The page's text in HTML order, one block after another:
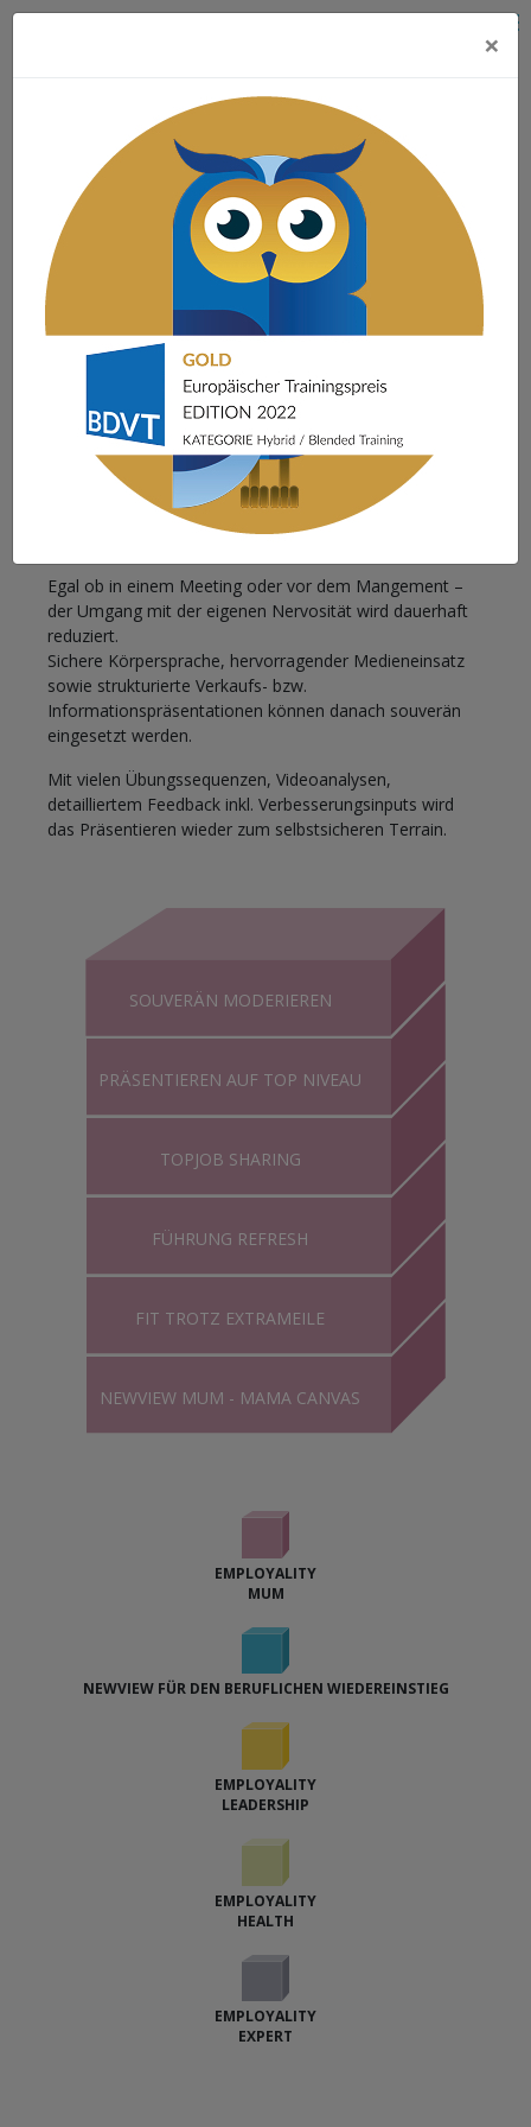
Startseite»Training»NEWVIEW für Unternehmen – Changing the
»Employality Mum: Loyalität lohnt sich – für beide Seiten
Präsentieren auf Top-Niveau
PRÄSENTIEREN AUF TOP-NIVEAU
Im Modul „Präsentieren auf Top-Niveau
“ geht es
darum, wieder Selbstsicherheit vor Publikum zu
Egal ob in einem Meeting oder vor dem Mangement –
der Umgang mit der eigenen Nervosität wird dauerhaft
reduziert.
Sichere Körpersprache, hervorragender Medieneinsatz
sowie strukturierte Verkaufs- bzw.
Informationspräsentationen können danach souverän
eingesetzt werden.
Mit vielen Übungssequenzen, Videoanalysen,
detailliertem Feedback inkl. Verbesserungsinputs wird
das Präsentieren wieder zum selbstsicheren Terrain.
SOUVERÄN MODERIEREN
PRÄSENTIEREN AUF TOP NIVEAU
TOPJOB SHARING
FÜHRUNG REFRESH
FIT TROTZ EXTRAMEILE
NEWVIEW MUM - MAMA CANVAS
EMPLOYALITY
MUM
NEWVIEW FÜR DEN BERUFLICHEN WIEDEREINSTIEG
EMPLOYALITY
LEADERSHIP
EMPLOYALITY
HEALTH
EMPLOYALITY
EXPERT
×